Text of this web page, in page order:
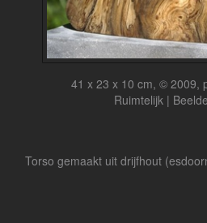
41 x 23 x 10 cm, © 2009,
Ruimtelijk |
Torso gemaakt uit drijfhout